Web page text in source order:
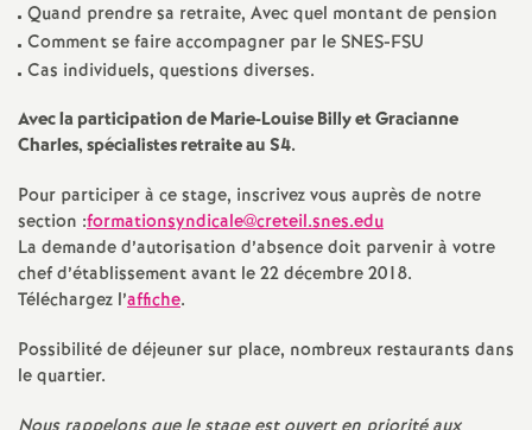
i
g
n
e
m
e
n
Quand prendre sa retraite, Avec quel montant de pension
Comment se faire accompagner par leSNES-FSU
Cas individuels, questions diverses.
Avec la participation de Marie-Louise Billy et Gracianne
Charles, spécialistes retraite au S4.
Pour participer à ce stage, inscrivez vous auprès de notre
section :formationsyndicale@creteil.snes.edu
La demande d’autorisation d’absence doit parvenir à votre
chef d’établissement avant le 22 décembre 2018.
Téléchargez l’affiche.
Possibilité de déjeuner sur place, nombreux restaurants dans
le quartier.